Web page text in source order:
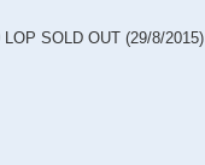
SOLD OUT (29/8/2015)